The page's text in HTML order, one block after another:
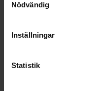
Nödvändig
Inställningar
Statistik
Dimning LineSwitch
nätspänningsmodulering
cut-off)